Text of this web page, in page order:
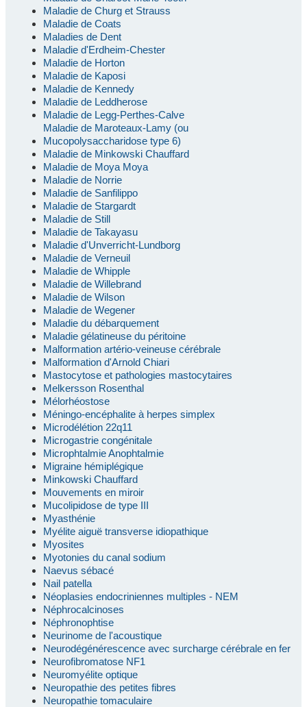
Maladie de Churg et Strauss
Maladie de Coats
Maladies de Dent
Maladie d'Erdheim-Chester
Maladie de Horton
Maladie de Kaposi
Maladie de Kennedy
Maladie de Leddherose
Maladie de Legg-Perthes-Calve
Maladie de Maroteaux-Lamy (ou
Mucopolysaccharidose type 6)
Maladie de Minkowski Chauffard
Maladie de Moya Moya
Maladie de Norrie
Maladie de Sanfilippo
Maladie de Stargardt
Maladie de Still
Maladie de Takayasu
Maladie d'Unverricht-Lundborg
Maladie de Verneuil
Maladie de Whipple
Maladie de Willebrand
Maladie de Wilson
Maladie de Wegener
Maladie du débarquement
Maladie gélatineuse du péritoine
Malformation artério-veineuse cérébrale
Malformation d'Arnold Chiari
Mastocytose et pathologies mastocytaires
Melkersson Rosenthal
Mélorhéostose
Méningo-encéphalite à herpes simplex
Microdélétion 22q11
Microgastrie congénitale
Microphtalmie Anophtalmie
Migraine hémiplégique
Minkowski Chauffard
Mouvements en miroir
Mucolipidose de type III
Myasthénie
Myélite aiguë transverse idiopathique
Myosites
Myotonies du canal sodium
Naevus sébacé
Nail patella
Néoplasies endocriniennes multiples - NEM
Néphrocalcinoses
Néphronophtise
Neurinome de l'acoustique
Neurodégénérescence avec surcharge cérébrale en fer
Neurofibromatose NF1
Neuromyélite optique
Neuropathie des petites fibres
Neuropathie tomaculaire